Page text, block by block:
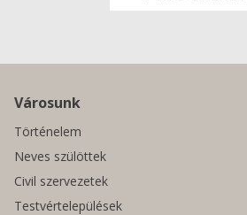
Városunk
Történelem
Neves szülöttek
Civil szervezetek
Testvértelepülések